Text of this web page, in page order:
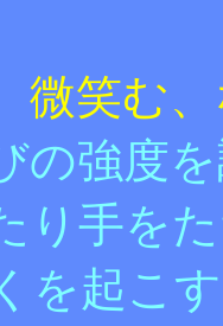
微笑む
の強度
り手を
を起こ